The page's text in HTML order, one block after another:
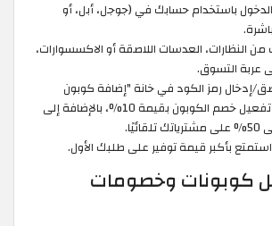
باستخدام حسابك في (جوجل، أبل، أو
من النظارات، العدسات اللاصقة أو الاكسسوارات،
عربة التسوق.
إدخال رمز الكود في خانة "إضافة كوبون
الخصم" ليتم تفعيل خصم الكوبون بقيمة 10%، بالإضافة إلى
بأكبر قيمة توفير على طلبك الأول.
كوبونات وخصومات